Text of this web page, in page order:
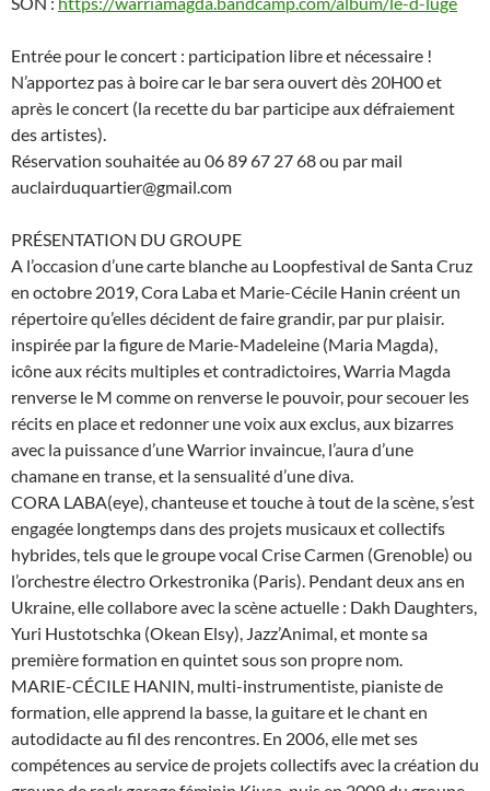
Entrée pour le concert : participation libre et nécessaire !
N’apportez pas à boire car le bar sera ouvert dès 20H00 et
après le concert (la recette du bar participe aux défraiement
des artistes).
Réservation souhaitée au 06 89 67 27 68 ou par mail
auclairduquartier@gmail.com
PRÉSENTATION DU GROUPE
A l’occasion d’une carte blanche au Loopfestival de Santa Cruz
en octobre 2019, Cora Laba et Marie-Cécile Hanin créent un
répertoire qu’elles décident de faire grandir, par pur plaisir.
inspirée par la figure de Marie-Madeleine (Maria Magda),
icône aux récits multiples et contradictoires, Warria Magda
renverse le M comme on renverse le pouvoir, pour secouer les
récits en place et redonner une voix aux exclus, aux bizarres
avec la puissance d’une Warrior invaincue, l’aura d’une
chamane en transe, et la sensualité d’une diva.
CORA LABA(eye), chanteuse et touche à tout de la scène, s’est
engagée longtemps dans des projets musicaux et collectifs
hybrides, tels que le groupe vocal Crise Carmen (Grenoble) ou
l’orchestre électro Orkestronika (Paris). Pendant deux ans en
Ukraine, elle collabore avec la scène actuelle : Dakh Daughters,
Yuri Hustotschka (Okean Elsy), Jazz’Animal, et monte sa
première formation en quintet sous son propre nom.
MARIE-CÉCILE HANIN, multi-instrumentiste, pianiste de
formation, elle apprend la basse, la guitare et le chant en
autodidacte au fil des rencontres. En 2006, elle met ses
compétences au service de projets collectifs avec la création du